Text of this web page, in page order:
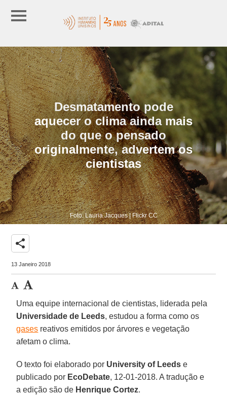
Desmatamento pode
aquecer o clima ainda mais
do que o pensado
originalmente, advertem os
cientistas
Foto: Lauria Jacques | Flickr CC
share
13 Janeiro 2018
Uma equipe internacional de cientistas, liderada pela
Universidade de Leeds, estudou a forma como os
gases reativos emitidos por árvores e vegetação
afetam o clima.
O texto foi elaborado por University of Leeds e
publicado por EcoDebate, 12-01-2018. A tradução e
a edição são de Henrique Cortez.